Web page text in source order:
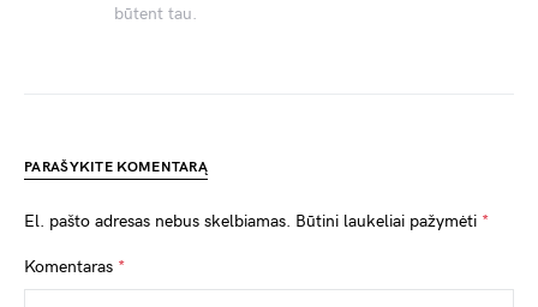
būtent tau.
PARAŠYKITE KOMENTARĄ
El. pašto adresas nebus skelbiamas. Būtini laukeliai pažymėti *
Komentaras *